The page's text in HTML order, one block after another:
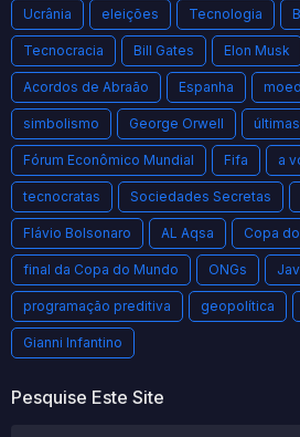
Ucrânia eleições Tecnologia
Tecnocracia Bill Gates Elon Musk
Acordos de Abraão Espanha
simbolismo George Orwell
Fórum Econômico Mundial Fifa a
tecnocratas Sociedades Secretas
Flávio Bolsonaro AL Aqsa Copa
final da Copa do Mundo ONGs
programação preditiva geopolítica
Gianni Infantino
Pesquise Este Site